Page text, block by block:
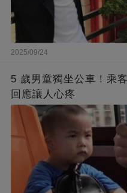
2025/09/24
5 歲男童獨坐公車！乘
回應讓人心疼